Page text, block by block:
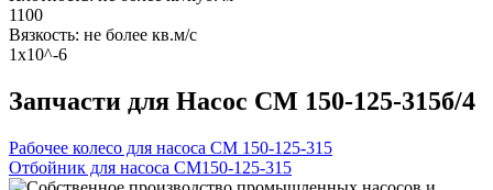
1100
Вязкость: не более кв.м/с
1х10^-6
Запчасти для Насос СМ 150-125-315б/4
Рабочее колесо для насоса СМ 150-125-315
Отбойник для насоса СМ150-125-315